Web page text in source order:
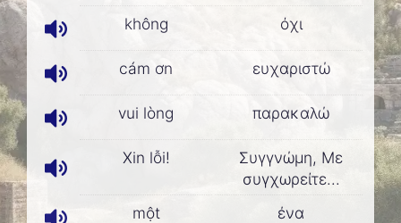
không όχι
cám ơn ευχαριστώ
vui lòng παρακαλώ
Xin lỗi!
Συγγνώμη, Με
συγχωρείτε...
một
ένα